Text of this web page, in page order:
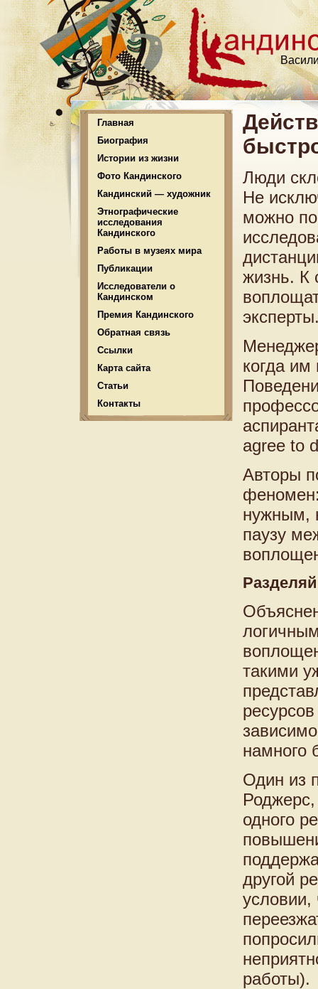
Главная
Биография
Истории из жизни
Фото Кандинского
Кандинский — художник
Этнографические
исследования
Кандинского
Работы в музеях мира
Публикации
Исследователи о
Кандинском
Премия Кандинского
Обратная связь
Ссылки
Карта сайта
Статьи
Контакты
Люди
Не
можно
жизнь. К
когда им
agree to
Авторы
нужным,
паузу
такими
намного
Один из
Роджерс,
одного
другой
условии,
работы).